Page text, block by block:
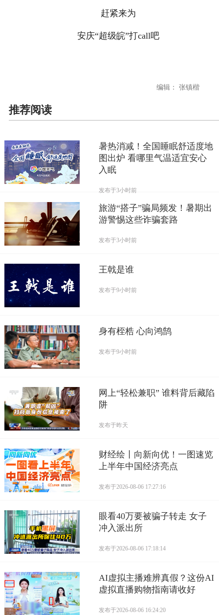
赶紧来为
安庆“超级皖”打call吧
编辑： 张镇楷
推荐阅读
暑热消减！全国睡眠舒适度地
图出炉 看哪里气温适宜安心
入眠
发布于3小时前
旅游“搭子”骗局频发！暑期出
游警惕这些诈骗套路
发布于3小时前
王戟是谁
发布于9小时前
身有桎梏 心向鸿鹄
发布于9小时前
网上“轻松兼职” 谁料背后藏陷
阱
发布于昨天
财经绘丨向新向优！一图速览
上半年中国经济亮点
发布于2026-08-06 17:27:16
眼看40万要被骗子转走 女子
冲入派出所
发布于2026-08-06 17:18:14
AI虚拟主播难辨真假？这份AI
虚拟直播购物指南请收好
发布于2026-08-06 16:24:20